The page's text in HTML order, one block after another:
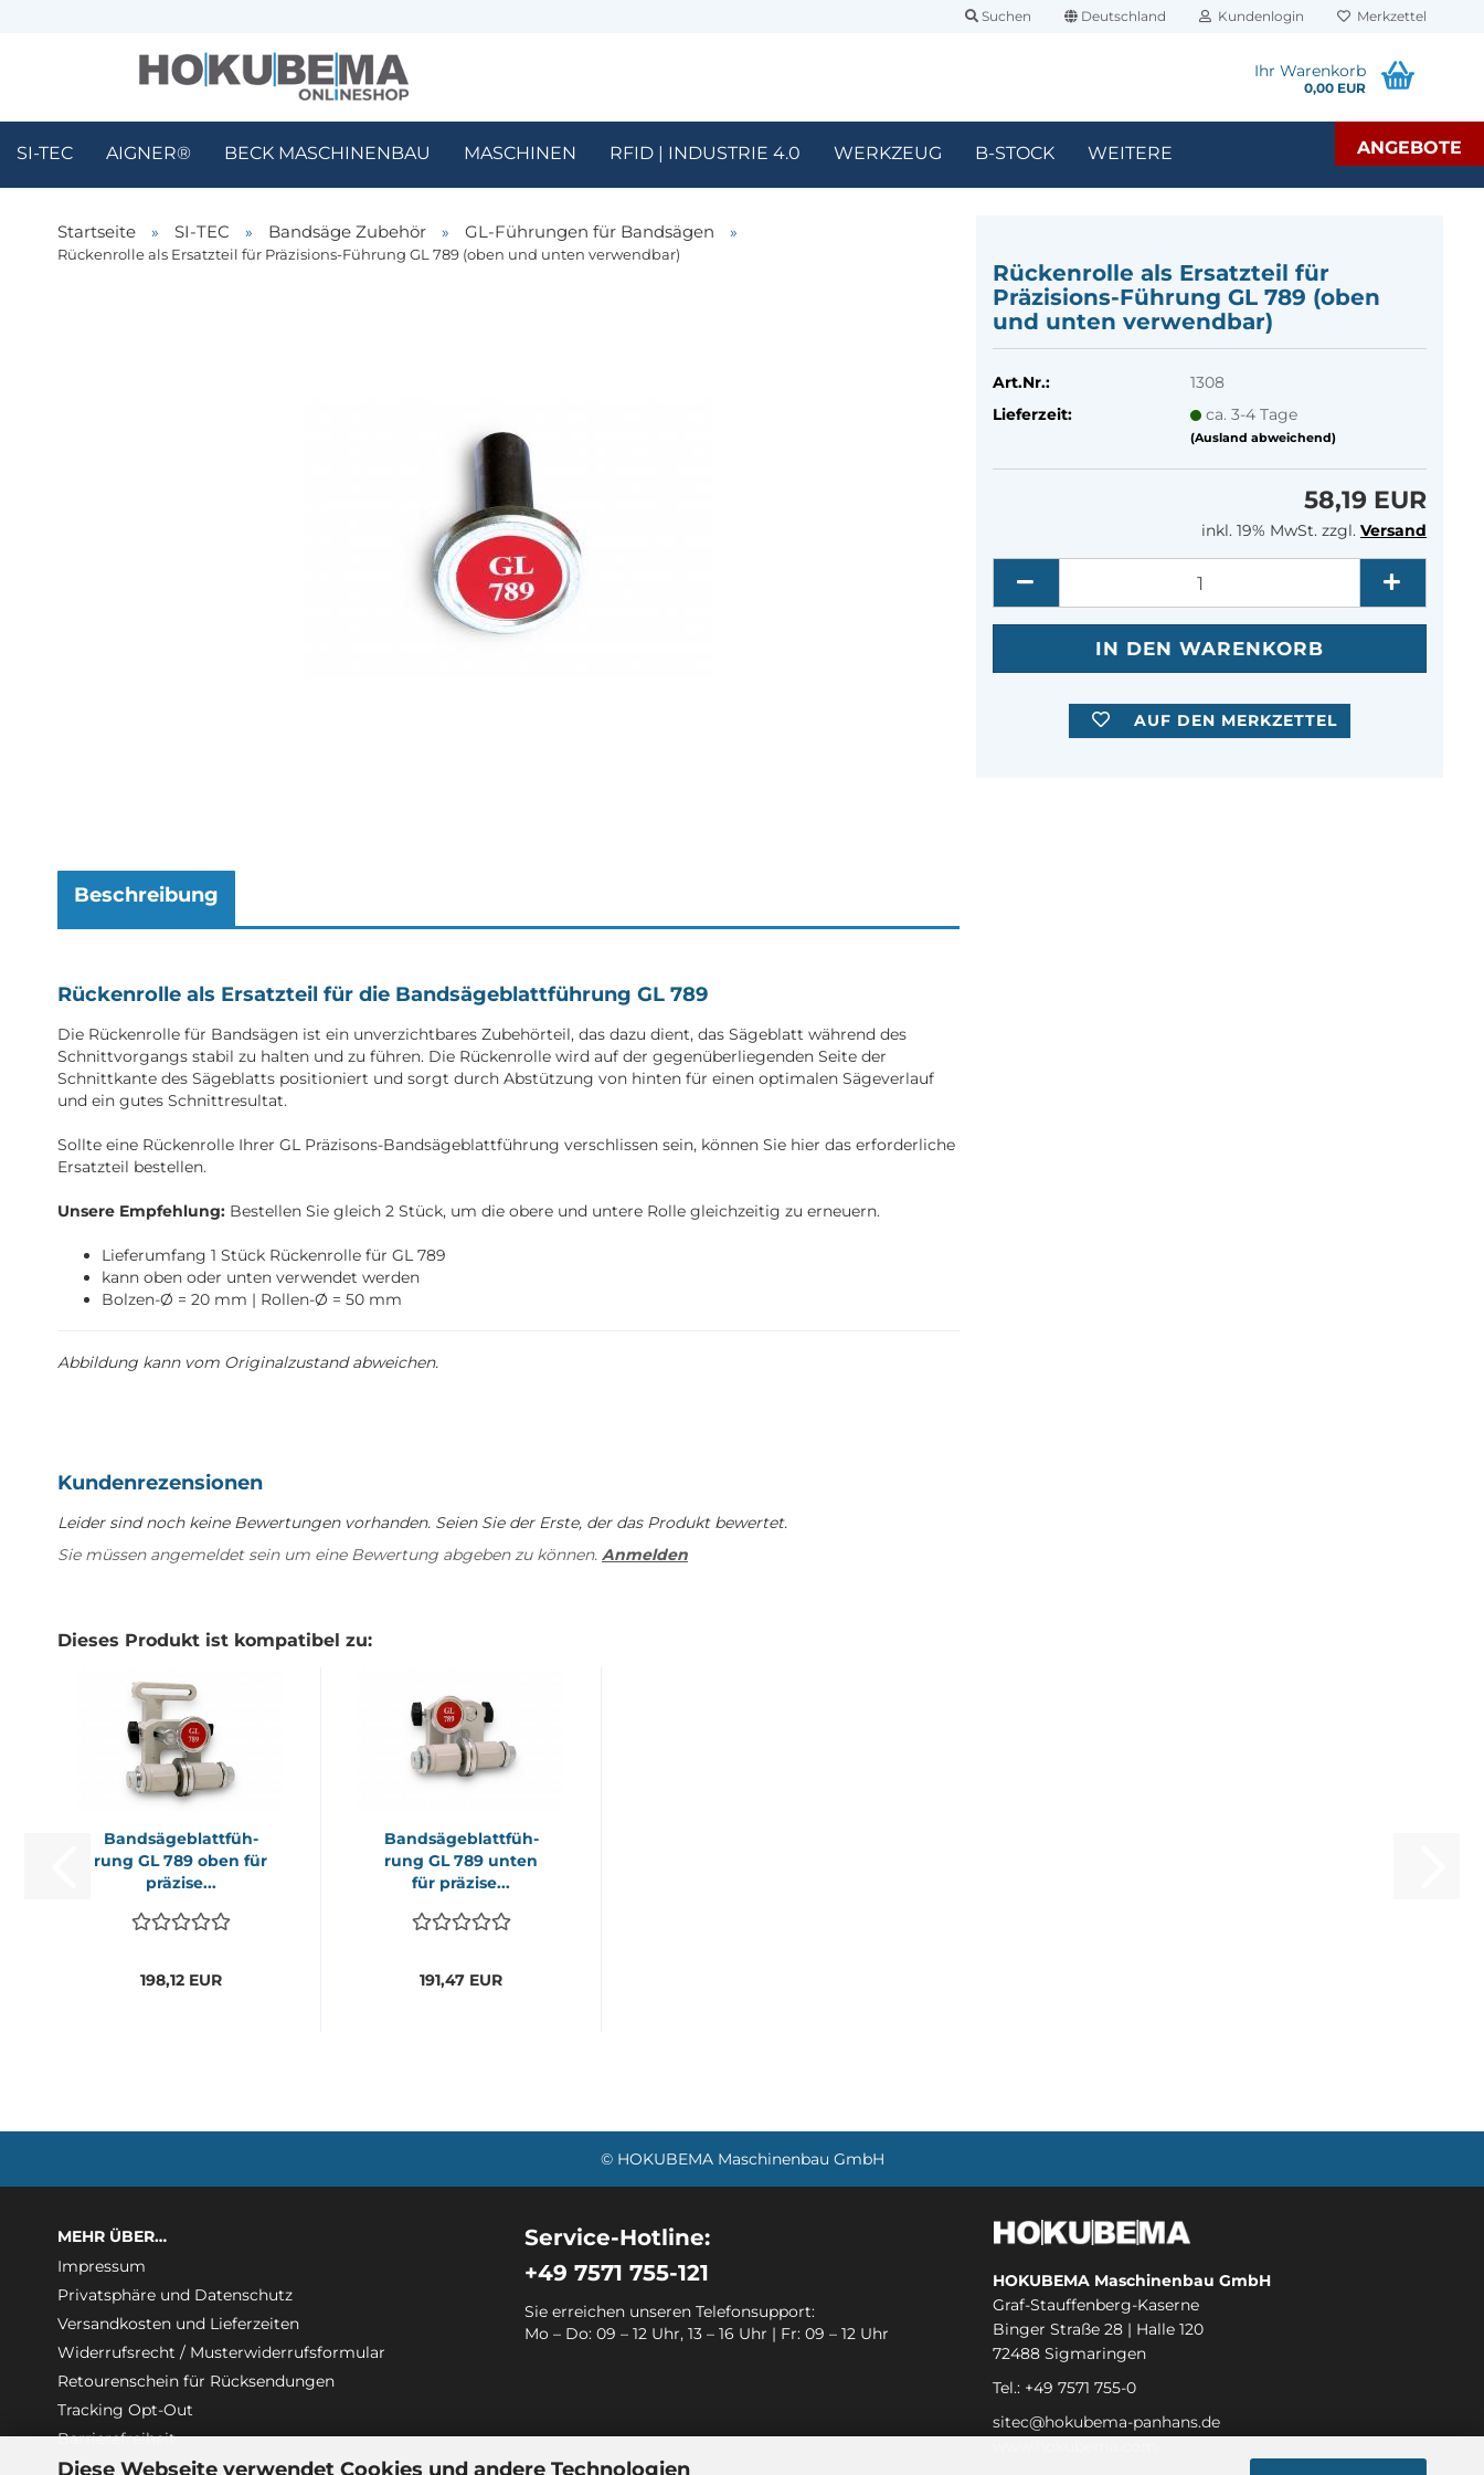
Diese Webseite verwendet Cookies und andere Technologien
Suchen Deutschland Kundenlogin Merkzettel
Ihr Warenkorb
0,00 EUR
SI-TEC AIGNER® BECK MASCHINENBAU MASCHINEN RFID | INDUSTRIE 4.0 WERKZEUG B-STOCK ANGEBOTE
WEITERE
Startseite » SI-TEC » Bandsäge Zubehör » GL-Führungen für Bandsägen »
Rückenrolle als Ersatzteil für Präzisions-Führung GL 789 (oben und unten verwendbar)
Rü­cken­rol­le als Er­satz­teil für
Präzisions-​Führung GL 789 (oben
und unten ver­wend­bar)
Art.Nr.:
1308
Lieferzeit:
ca. 3-4 Tage
(Ausland abweichend)
58,19 EUR
inkl. 19% MwSt. zzgl. Versand
AUF DEN MERKZETTEL
Beschreibung
Rückenrolle als Ersatzteil für die Bandsägeblattführung GL 789
Die Rückenrolle für Bandsägen ist ein unverzichtbares Zubehörteil, das dazu dient, das Sägeblatt während des
Schnittvorgangs stabil zu halten und zu führen. Die Rückenrolle wird auf der gegenüberliegenden Seite der
Schnittkante des Sägeblatts positioniert und sorgt durch Abstützung von hinten für einen optimalen Sägeverlauf
und ein gutes Schnittresultat.
Sollte eine Rückenrolle Ihrer GL Präzisons-Bandsägeblattführung verschlissen sein, können Sie hier das erforderliche
Ersatzteil bestellen.
Unsere Empfehlung: Bestellen Sie gleich 2 Stück, um die obere und untere Rolle gleichzeitig zu erneuern.
Lieferumfang 1 Stück Rückenrolle für GL 789
kann oben oder unten verwendet werden
Bolzen-Ø = 20 mm | Rollen-Ø = 50 mm
Abbildung kann vom Originalzustand abweichen.
Kundenrezensionen
Leider sind noch keine Bewertungen vorhanden. Seien Sie der Erste, der das Produkt bewertet.
Sie müssen angemeldet sein um eine Bewertung abgeben zu können. Anmelden
Dieses Produkt ist kompatibel zu:
Band­sä­ge­blatt­füh­
rung GL 789 oben für
prä­zi­se...
198,12 EUR
Band­sä­ge­blatt­füh­
rung GL 789 unten
für prä­zi­se...
191,47 EUR
© HOKUBEMA Maschinenbau GmbH
MEHR ÜBER…
Impressum
Privatsphäre und Datenschutz
Versandkosten und Lieferzeiten
Widerrufsrecht / Musterwiderrufsformular
Retourenschein für Rücksendungen
Tracking Opt-Out
Barrierefreiheit
Kontakt
Service-Hotline:
+49 7571 755-121
Sie erreichen unseren Telefonsupport:
Mo – Do: 09 – 12 Uhr, 13 – 16 Uhr | Fr: 09 – 12 Uhr
HOKUBEMA Maschinenbau GmbH
Graf-Stauffenberg-Kaserne
Binger Straße 28 | Halle 120
72488 Sigmaringen
Tel.: +49 7571 755-0
sitec@hokubema-panhans.de